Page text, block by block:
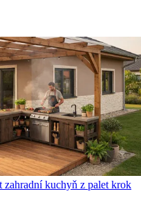
zahradní kuchyň z palet krok